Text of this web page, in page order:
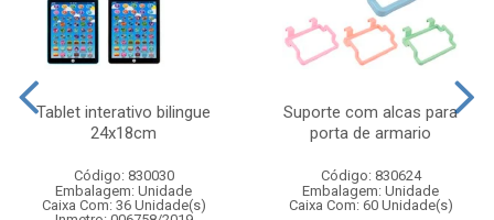
Tablet interativo bilingue
24x18cm
Código: 830030
Embalagem: Unidade
Caixa Com: 36 Unidade(s)
Suporte com alcas para
porta de armario
Código: 830624
Embalagem: Unidade
Caixa Com: 60 Unidade(s)